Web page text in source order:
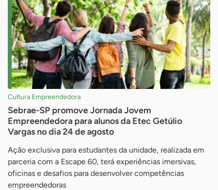
Cultura Empreendedora
Sebrae-SP promove Jornada Jovem
Empreendedora para alunos da Etec Getúlio
Vargas no dia 24 de agosto
Ação exclusiva para estudantes da unidade, realizada em
parceria com a Escape 60, terá experiências imersivas,
oficinas e desafios para desenvolver competências
empreendedoras